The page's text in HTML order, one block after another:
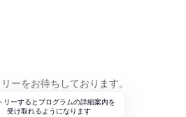
ーをお待ちしております。
リーするとプログラムの詳細案内を
受け取れるようになります